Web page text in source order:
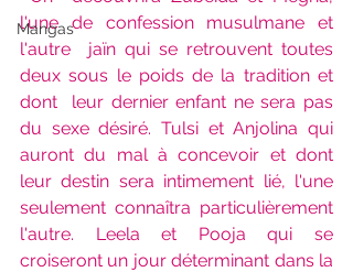
Mangas
l'une de confession musulmane et
l'autre  jaïn qui se retrouvent toutes
deux sous le poids de la tradition et
dont  leur dernier enfant ne sera pas
du sexe désiré. Tulsi et Anjolina qui
auront du mal à concevoir et dont
leur destin sera intimement lié, l'une
seulement connaîtra particulièrement
l'autre. Leela et Pooja qui se
croiseront un jour déterminant dans la